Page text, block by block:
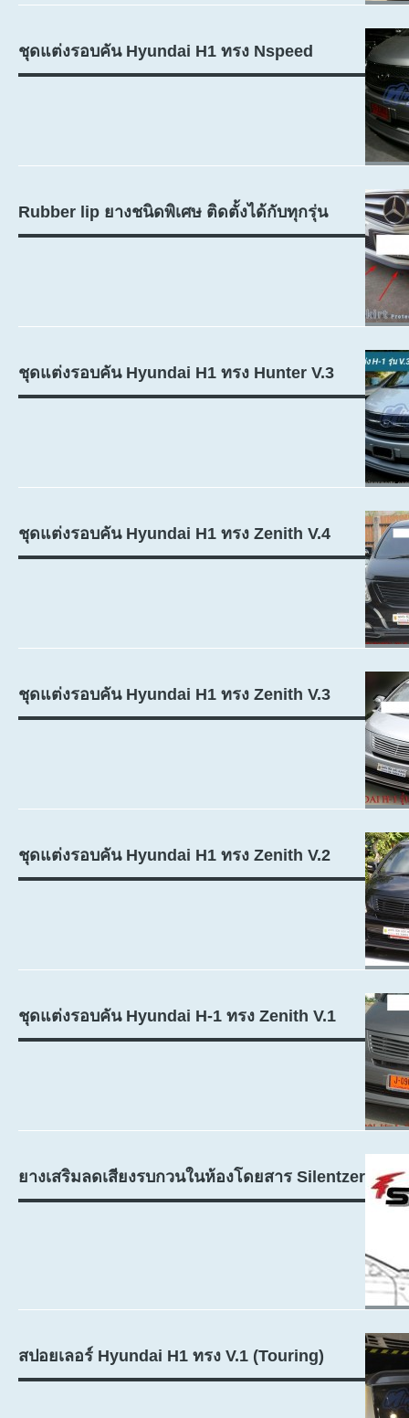
ชุดแต่งรอบคัน Hyundai H1 ทรง Nspeed
Rubber lip ยางชนิดพิเศษ ติดตั้งได้กับทุกรุ่น
ชุดแต่งรอบคัน Hyundai H1 ทรง Hunter V.3
ชุดแต่งรอบคัน Hyundai H1 ทรง Zenith V.4
ชุดแต่งรอบคัน Hyundai H1 ทรง Zenith V.3
ชุดแต่งรอบคัน Hyundai H1 ทรง Zenith V.2
ชุดแต่งรอบคัน Hyundai H-1 ทรง Zenith V.1
ยางเสริมลดเสียงรบกวนในห้องโดยสาร Silentzer
สปอยเลอร์ Hyundai H1 ทรง V.1 (Touring)